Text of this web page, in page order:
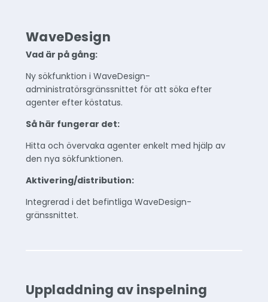
WaveDesign
Vad är på gång:
Ny sökfunktion i WaveDesign-
administratörsgränssnittet för att söka efter
agenter efter köstatus.
Så här fungerar det:
Hitta och övervaka agenter enkelt med hjälp av
den nya sökfunktionen.
Aktivering/distribution:
Integrerad i det befintliga WaveDesign-
gränssnittet.
Uppladdning av inspelning